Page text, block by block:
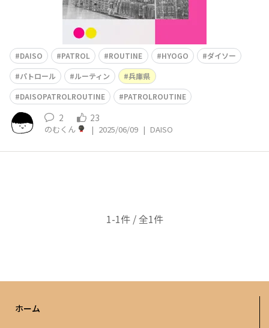
DAISO PATROL ROUTINE HYOGO
ダイソー
パトロール
ルーティン
兵庫県
DAISOPATROLROUTINE
PATROLROUTINE
2 23
のむくん | 2025/06/09 | DAISO
1-1件 / 全1件
ホーム